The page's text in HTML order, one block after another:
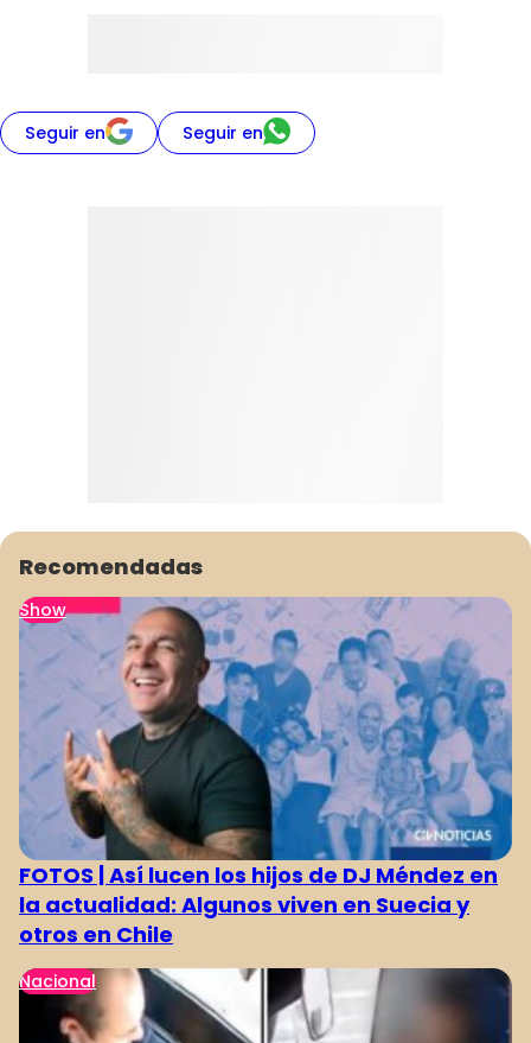
Seguir en Seguir en
Recomendadas
Show
FOTOS | Así lucen los hijos de DJ Méndez en
la actualidad: Algunos viven en Suecia y
otros en Chile
Nacional